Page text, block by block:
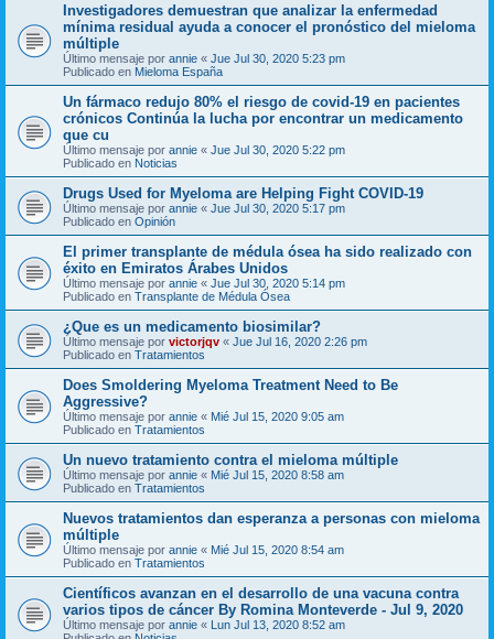
Investigadores demuestran que analizar la enfermedad
mínima residual ayuda a conocer el pronóstico del mieloma
múltiple
Último mensaje por annie « Jue Jul 30, 2020 5:23 pm
Publicado en Mieloma España
Un fármaco redujo 80% el riesgo de covid-19 en pacientes
crónicos Continúa la lucha por encontrar un medicamento
que cu
Último mensaje por annie « Jue Jul 30, 2020 5:22 pm
Publicado en Noticias
Drugs Used for Myeloma are Helping Fight COVID-19
Último mensaje por annie « Jue Jul 30, 2020 5:17 pm
Publicado en Opinión
El primer transplante de médula ósea ha sido realizado con
éxito en Emiratos Árabes Unidos
Último mensaje por annie « Jue Jul 30, 2020 5:14 pm
Publicado en Transplante de Médula Ósea
¿Que es un medicamento biosimilar?
Último mensaje por victorjqv « Jue Jul 16, 2020 2:26 pm
Publicado en Tratamientos
Does Smoldering Myeloma Treatment Need to Be
Aggressive?
Último mensaje por annie « Mié Jul 15, 2020 9:05 am
Publicado en Tratamientos
Un nuevo tratamiento contra el mieloma múltiple
Último mensaje por annie « Mié Jul 15, 2020 8:58 am
Publicado en Tratamientos
Nuevos tratamientos dan esperanza a personas con mieloma
múltiple
Último mensaje por annie « Mié Jul 15, 2020 8:54 am
Publicado en Tratamientos
Científicos avanzan en el desarrollo de una vacuna contra
varios tipos de cáncer By Romina Monteverde - Jul 9, 2020
Último mensaje por annie « Lun Jul 13, 2020 8:52 am